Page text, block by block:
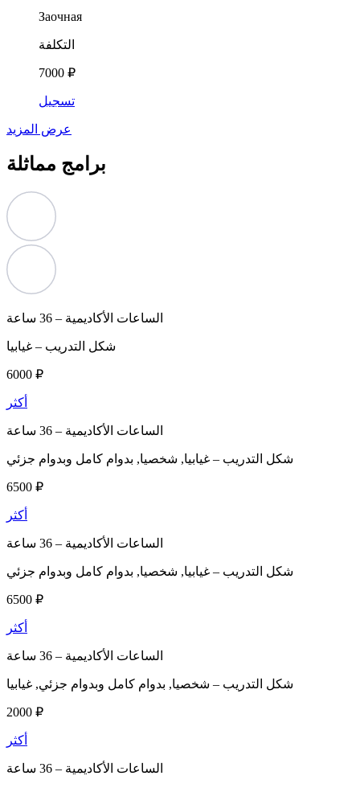
Заочная
التكلفة
7000 ₽
تسجيل
عرض المزيد
برامج مماثلة
الساعات الأكاديمية –
شكل التدريب – غيابيا
6000 ₽
أكثر
الساعات الأكاديمية –
شكل التدريب – غيابيا, شخصيا, بدوام كامل وبدوام جزئي
6500 ₽
أكثر
الساعات الأكاديمية –
شكل التدريب – غيابيا, شخصيا, بدوام كامل وبدوام جزئي
6500 ₽
أكثر
الساعات الأكاديمية –
شكل التدريب – شخصيا, بدوام كامل وبدوام جزئي, غيابيا
2000 ₽
أكثر
الساعات الأكاديمية –